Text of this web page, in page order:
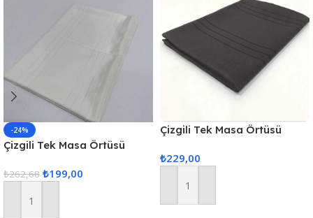
-24%
Çizgili Tek Masa Örtüsü
₺262,68 ₺199,00
Sepete Ekle
Çizgili Tek Masa Örtüsü
₺229,00
Sepete Ekle